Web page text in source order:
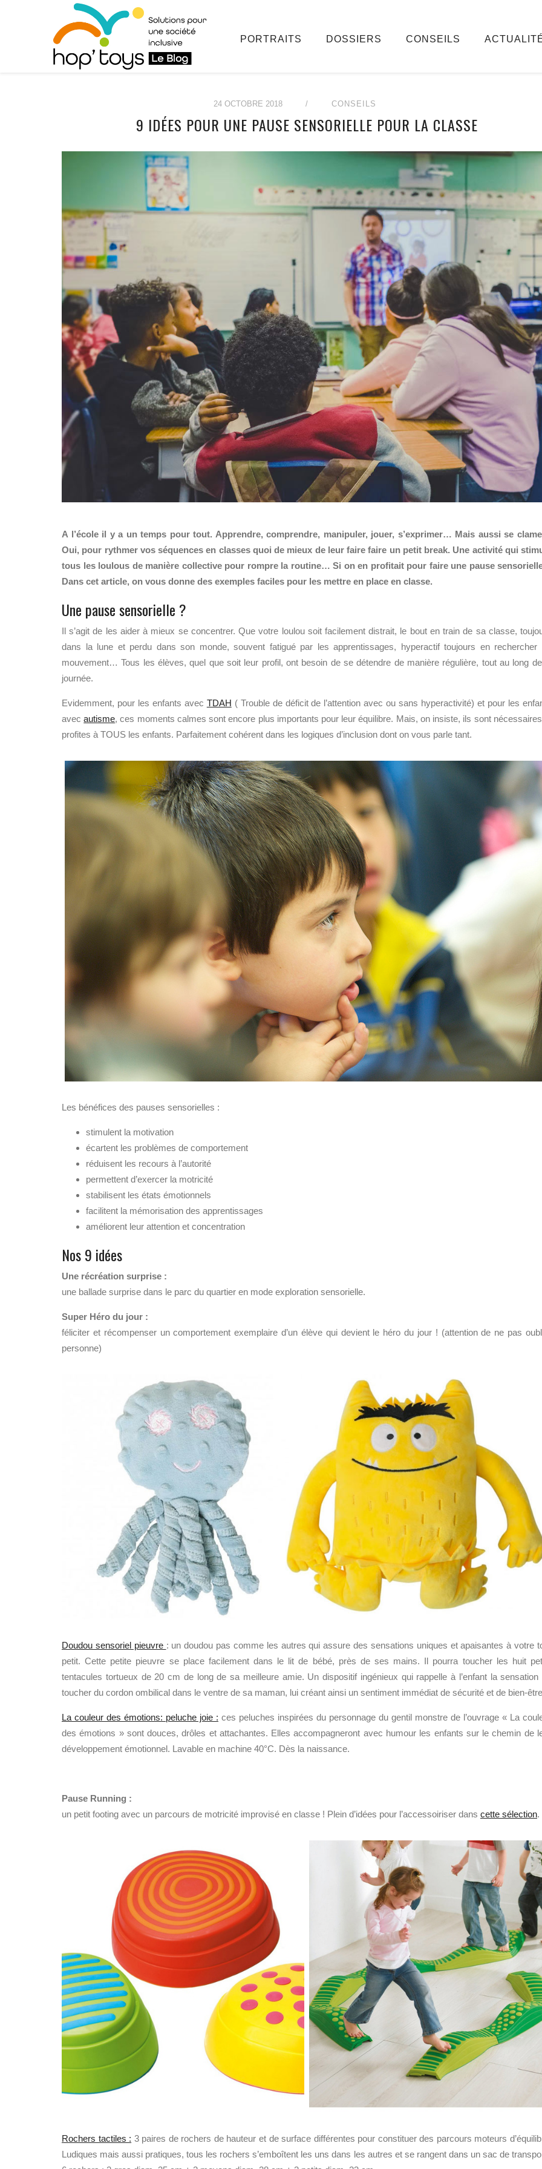
PORTRAITS DOSSIERS CONSEILS
24 OCTOBRE 2018 / CONSEILS
9 IDÉES POUR UNE PAUSE SENSORIELLE POUR LA CLASSE
A l’école il y a un temps pour tout. Apprendre, comprendre, manipuler, jouer, s’exprimer… Mais aussi se
Oui, pour rythmer vos séquences en classes quoi de mieux de leur faire faire un petit break. Une activité qui
tous les loulous de manière collective pour rompre la routine… Si on en profitait pour faire une pause
Dans cet article, on vous donne des exemples faciles pour les mettre en place en classe.
Une pause sensorielle ?
Il s’agit de les aider à mieux se concentrer. Que votre loulou soit facilement distrait, le bout en train de sa classe,
dans la lune et perdu dans son monde, souvent fatigué par les apprentissages, hyperactif toujours en rechercher
mouvement… Tous les élèves, quel que soit leur profil, ont besoin de se détendre de manière régulière, tout au long
journée.
Evidemment, pour les enfants avec TDAH ( Trouble de déficit de l’attention avec ou sans hyperactivité) et pour les
avecautisme, ces moments calmes sont encore plus importants pour leur équilibre. Mais, on insiste, ils sont
profites à TOUS les enfants. Parfaitement cohérent dans les logiques d’inclusion dont on vous parle tant.
Les bénéfices des pauses sensorielles :
stimulent la motivation
écartent les problèmes de comportement
réduisent les recours à l’autorité
permettent d’exercer la motricité
stabilisent les états émotionnels
facilitent la mémorisation des apprentissages
améliorent leur attention et concentration
Nos 9 idées
Une récréation surprise :
une ballade surprise dans le parc du quartier en mode exploration sensorielle.
Super Héro du jour :
féliciter et récompenser un comportement exemplaire d’un élève qui devient le héro du jour ! (attention de ne pas
personne)
Doudou sensoriel pieuvre : un doudou pas comme les autres qui assure des sensations uniques et apaisantes à votre
petit. Cette petite pieuvre se place facilement dans le lit de bébé, près de ses mains. Il pourra toucher les huit
tentacules tortueux de 20 cm de long de sa meilleure amie. Un dispositif ingénieux qui rappelle à l’enfant la sensation
toucher du cordon ombilical dans le ventre de sa maman, lui créant ainsi un sentiment immédiat de sécurité et de bien-
La couleur des émotions: peluche joie : ces peluches inspirées du personnage du gentil monstre de l’ouvrage « La
des émotions » sont douces, drôles et attachantes. Elles accompagneront avec humour les enfants sur le chemin de
développement émotionnel. Lavable en machine 40°C. Dès la naissance.
Pause Running :
un petit footing avec un parcours de motricité improvisé en classe ! Plein d’idées pour l’accessoiriser dans cette sélection.
Rochers tactiles : 3 paires de rochers de hauteur et de surface différentes pour constituer des parcours moteurs
Ludiques mais aussi pratiques, tous les rochers s’emboîtent les uns dans les autres et se rangent dans un sac de